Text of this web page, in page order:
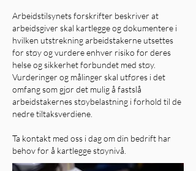
Arbeidstilsynets forskrifter beskriver at
arbeidsgiver skal kartlegge og dokumentere i
hvilken utstrekning arbeidstakerne utsettes
for støy og vurdere enhver risiko for deres
helse og sikkerhet forbundet med støy.
Vurderinger og målinger skal utføres i det
omfang som gjør det mulig å fastslå
arbeidstakernes støybelastning i forhold til de
nedre tiltaksverdiene.
Ta kontakt med oss i dag om din bedrift har
behov for å kartlegge støynivå.